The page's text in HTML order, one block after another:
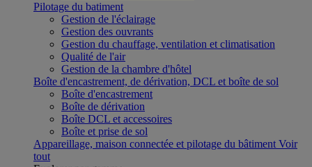
Pilotage du batiment
Gestion de l'éclairage
Gestion des ouvrants
Gestion du chauffage, ventilation et climatisation
Qualité de l'air
Gestion de la chambre d'hôtel
Boîte d'encastrement, de dérivation, DCL et boîte de sol
Boîte d'encastrement
Boîte de dérivation
Boîte DCL et accessoires
Boîte et prise de sol
Appareillage, maison connectée et pilotage du bâtiment Voir
tout